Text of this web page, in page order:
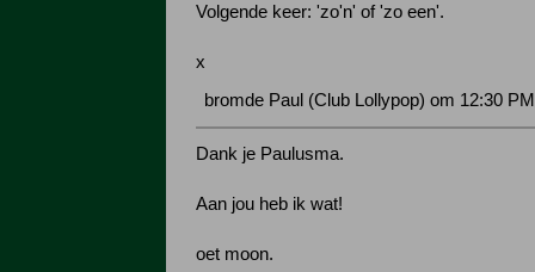
Volgende keer: 'zo'n' of 'zo een'.
x
bromde Paul (Club Lollypop) om 12:30
Dank je Paulusma.
Aan jou heb ik wat!
oet moon.